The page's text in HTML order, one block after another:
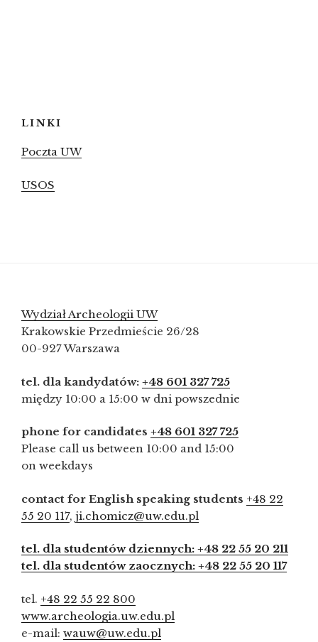
LINKI
Poczta UW
USOS
Wydział Archeologii UW
Krakowskie Przedmieście 26/28
00-927 Warszawa
tel. dla kandydatów: +48 601 327 725
między 10:00 a 15:00 w dni powszednie
phone for candidates +48 601 327 725
Please call us between 10:00 and 15:00
on weekdays
contact for English speaking students +48 22
55 20 117, ji.chomicz@uw.edu.pl
tel. dla studentów dziennych: +48 22 55 20 211
tel. dla studentów zaocznych: +48 22 55 20 117
tel. +48 22 55 22 800
www.archeologia.uw.edu.pl
e-mail: wauw@uw.edu.pl